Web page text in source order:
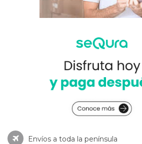
Envíos a toda la península